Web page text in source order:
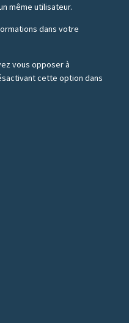
même utilisateur.
dans votre
vous opposer à
cette option dans